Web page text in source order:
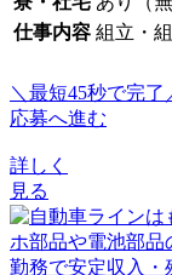
仕事内容 組立・
＼最短45秒で完了
応募へ進む
詳しく
見る